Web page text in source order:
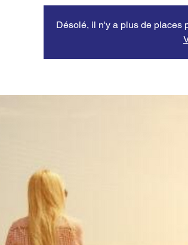
Désolé, il n'y a plus de places